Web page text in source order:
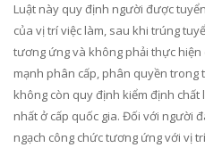
Luật này quy định người được
của vị trí việc làm, sau khi trúng
tương ứng và không phải thực
mạnh phân cấp, phân quyền trong
không còn quy định kiểm định
nhất ở cấp quốc gia. Đối với người
ngạch công chức tương ứng với vị